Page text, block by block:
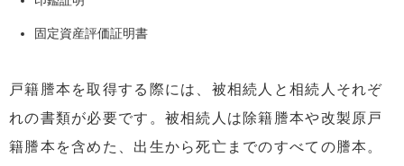
固定資産評価証明書
戸籍謄本を取得する際には、被相続人と相続人それぞ
れの書類が必要です。被相続人は除籍謄本や改製原戸
籍謄本を含めた、出生から死亡までのすべての謄本。